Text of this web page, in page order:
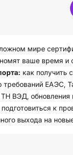
мире
ваше время и
как получить
требований ЕАЭС,
ТН ВЭД,
подготовиться к
выхода на